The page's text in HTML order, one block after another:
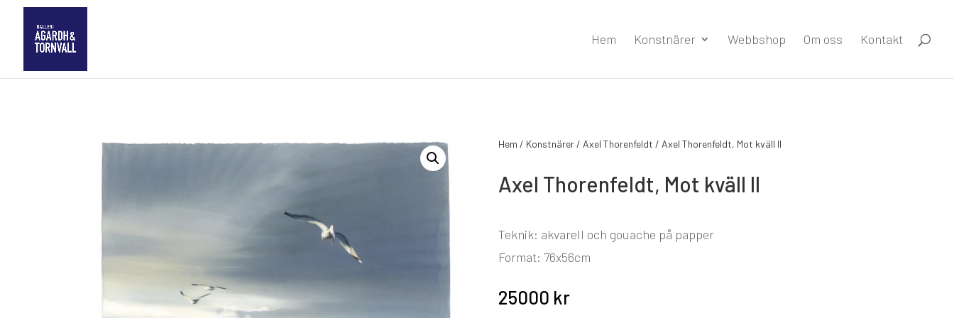
Hem Konstnärer Webbshop Om oss Kontakt
Hem / Konstnärer/ Axel Thorenfeldt / Axel Thorenfeldt, Mot kväll II
Axel Thorenfeldt, Mot kväll II
Teknik: akvarell och gouache på papper
Format: 76x56cm
25000 kr